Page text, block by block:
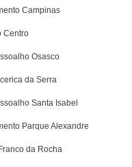
Campinas
Centro
Osasco
da Serra
Santa Isabel
Parque Alexandre
da Rocha